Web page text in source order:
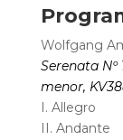
Wolfgang
Serenata
menor,
I. Allegro
II. Andante